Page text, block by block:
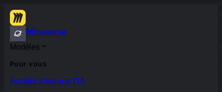
Miroverse
Modèles
Pour vous
Accélération par l’IA